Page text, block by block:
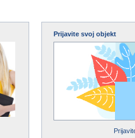
Prijavite svoj objekt